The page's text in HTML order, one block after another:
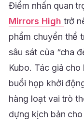
Điểm nhấn quan
Mirrors High trở
phẩm chuyển thể
sâu sát của “cha
Kubo. Tác giả
buổi họp khởi
hàng loạt vai trò
dựng kịch bản